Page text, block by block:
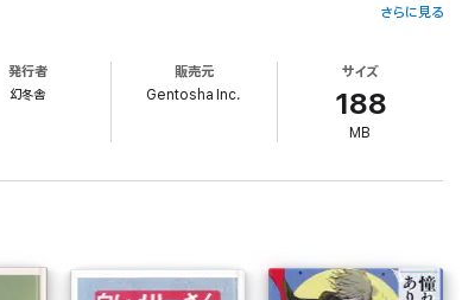
さらに見る
発行者
幻冬舎
販売元
Gentosha Inc.
サイズ
188
MB